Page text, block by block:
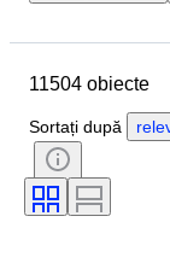
Sexul
Certificare
Formă
Gradul culorii
Mărime articol
11504 obiecte
Sortați după